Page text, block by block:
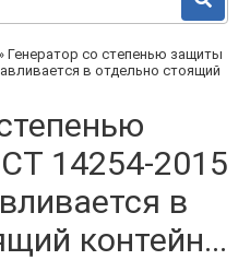
» Генератор со степенью защиты
в отдельно стоящий
14254-2015
в
контейн...